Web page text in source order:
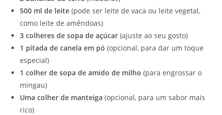
500 ml de leite (pode ser leite de vaca ou leite vegetal,
como leite de amêndoas)
3 colheres de sopa de açúcar (ajuste ao seu gosto)
1 pitada de canela em pó (opcional, para dar um toque
especial)
1 colher de sopa de amido de milho (para engrossar o
mingau)
Uma colher de manteiga (opcional, para um sabor mais
rico)